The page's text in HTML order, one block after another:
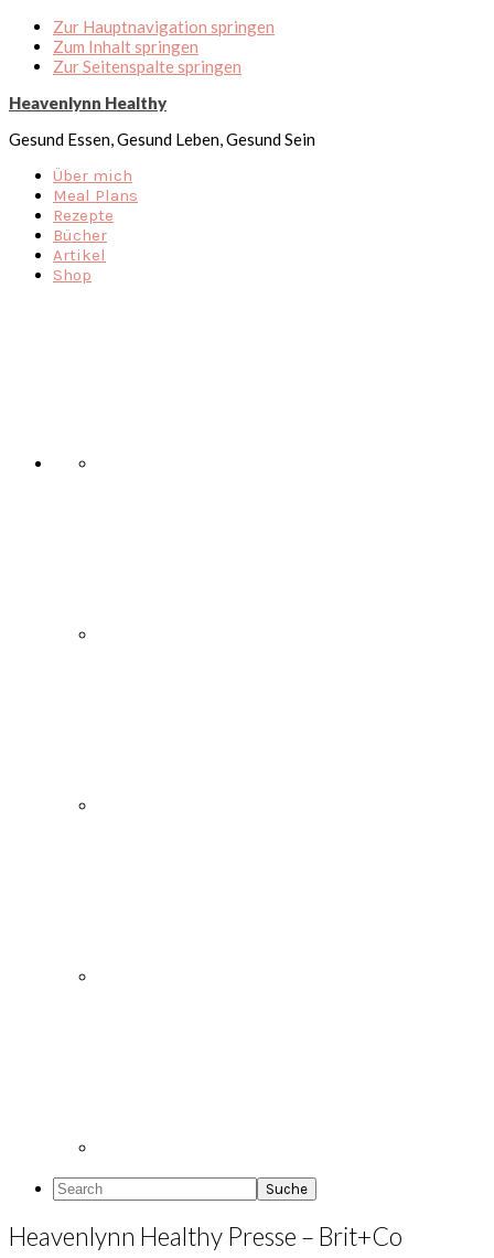
Zur Hauptnavigation springen
Zum Inhalt springen
Zur Seitenspalte springen
Heavenlynn Healthy
Gesund Essen, Gesund Leben, Gesund Sein
Über mich
Meal Plans
Rezepte
Bücher
Artikel
Shop
Search
Heavenlynn Healthy Presse – Brit+Co